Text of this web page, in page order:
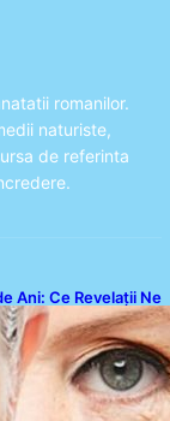
romanilor.
naturiste,
de referinta
Ani: Ce Revelații Ne